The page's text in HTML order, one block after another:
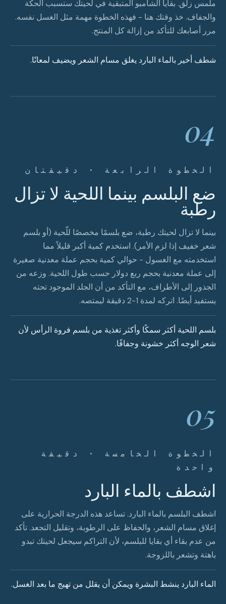
ملمس زلق. بقايا الشامبو المتبقية في لحيتك ستسبب الحكة
والجفاف. خذ وقتك هنا - فهذه الخطوة مهمة مثل الغسل نفسه.
مرر أصابعك للتأكد من إزالة كل المنتج.
شطف أخير بالماء البارد يغلق مسام الشعر ويضيف لمعانًا.
04
الخطوة الرابعة · دقيقتان
ضع البلسم بينما اللحية لا تزال
رطبة
بينما لا تزال لحيتك رطبة، ضع بلسمًا مخصصًا للّحية (أو بلسم
شعر خفيف إذا لزم الأمر). استخدم كمية أكبر قليلاً مما
استخدمته مع الغسول - حوالي كمية بحجم عملة معدنية صغيرة
إلى عملة معدنية بحجم ربع دولار حسب طول اللحية. وزعه من
الجذور إلى الأطراف، مع التأكد من أن الجلد الموجود تحته
يستفيد أيضًا. اتركه لمدة 1-2 دقيقة ليمتصه.
بلسم اللحية أكثر سمكًا وأكثر تغذية من بلسم فروة الرأس لأن
شعر الوجه أكثر خشونة وجفافًا.
05
الخطوة الخامسة · دقيقة
واحدة
اشطف بالماء البارد
اشطف البلسم بالماء البارد. تساعد هذه الدرجة الحرارية على
إغلاق مسام الشعر، والحفاظ على الرطوبة، وتقليل التجعد. تأكد
من عدم بقاء أي بقايا للبلسم، لأن التراكم سيجعل لحيتك تبدو
باهتة وتشعر باللزوجة.
الماء البارد ينشط البشرة ويمكن أن يقلل من تهيج ما بعد الغسل.